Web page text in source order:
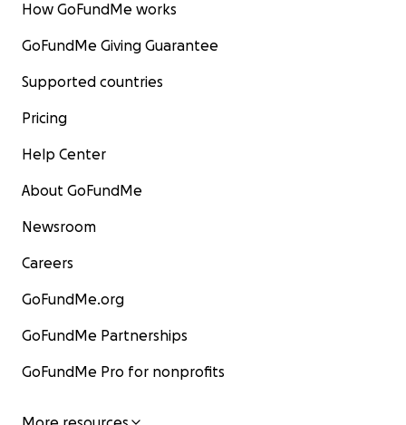
How GoFundMe works
GoFundMe Giving Guarantee
Supported countries
Pricing
Help Center
About GoFundMe
Newsroom
Careers
GoFundMe.org
GoFundMe Partnerships
GoFundMe Pro for nonprofits